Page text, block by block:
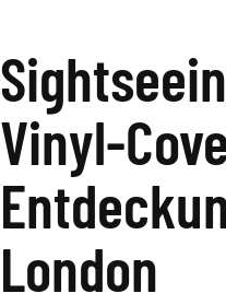
Vinyl-
London